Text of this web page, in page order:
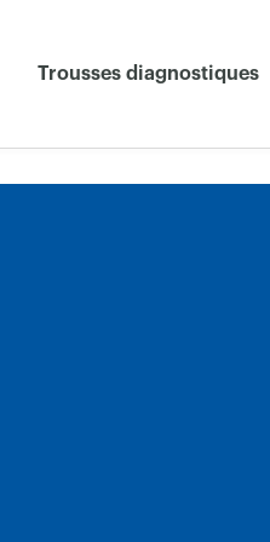
Trousses diagnostiques